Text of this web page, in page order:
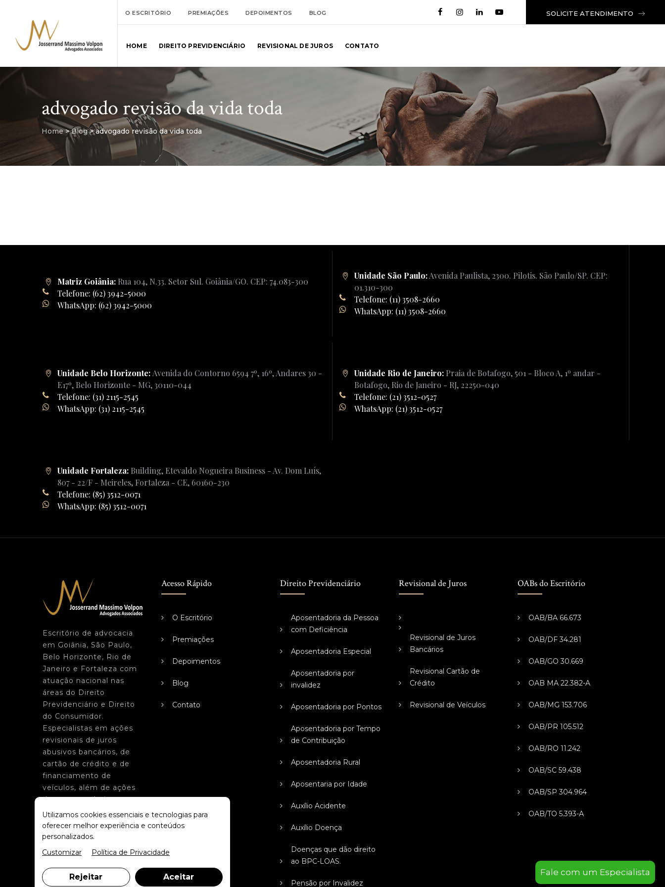
O ESCRITÓRIO PREMIAÇÕES DEPOIMENTOS BLOG SOLICITE ATENDIMENTO
HOME DIREITO PREVIDENCIÁRIO REVISIONAL DE JUROS CONTATO
advogado revisão da vida toda
Home >Blog >advogado revisão da vida toda
Matriz Goiânia: Rua 104, N.33. Setor Sul. Goiânia/GO. CEP: 74.083-300
Telefone: (62) 3942-5000
WhatsApp: (62) 3942-5000
Unidade São Paulo:Avenida Paulista, 2300. Pilotis. São Paulo/SP. CEP:
01.310-300
Telefone: (11) 3508-2660
WhatsApp: (11) 3508-2660
Unidade Belo Horizonte: Avenida do Contorno 6594 7º, 16º, Andares 30 -
E17º, Belo Horizonte - MG, 30110-044
Telefone: (31) 2115-2545
WhatsApp: (31) 2115-2545
Unidade Rio de Janeiro: Praia de Botafogo, 501 - Bloco A, 1º andar -
Botafogo, Rio de Janeiro - RJ, 22250-040
Telefone: (21) 3512-0527
WhatsApp: (21) 3512-0527
Unidade Fortaleza: Building, Etevaldo Nogueira Business - Av. Dom Luís,
807 - 22/F - Meireles, Fortaleza - CE, 60160-230
Telefone: (85) 3512-0071
WhatsApp: (85) 3512-0071
Escritório de advocacia
em Goiânia, São Paulo,
Belo Horizonte, Rio de
Janeiro e Fortaleza com
atuação nacional nas
áreas do Direito
Previdenciário e Direito
do Consumidor.
Especialistas em ações
revisionais de juros
abusivos bancários, de
cartão de crédito e de
financiamento de
veículos, além de ações
de aposentadoria e
benefícios do INSS. Entre
em contato para receber
um atendimento
Acesso Rápido
O Escritório
Premiações
Depoimentos
Blog
Contato
Direito Previdenciário
Aposentadoria da Pessoa
com Deficiência
Aposentadoria Especial
Aposentadoria por
invalidez
Aposentadoria por Pontos
Aposentadoria por Tempo
de Contribuição
Aposentadoria Rural
Aposentaria por Idade
Auxílio Acidente
Auxílio Doença
Doenças que dão direito
ao BPC-LOAS.
Pensão por Invalidez
Revisional de Juros
Revisional de Juros
Bancários
Revisional Cartão de
Crédito
Revisional de Veículos
OABs do Escritório
OAB/BA 66.673
OAB/DF 34.281
OAB/GO 30.669
OAB MA 22.382-A
OAB/MG 153.706
OAB/PR 105.512
OAB/RO 11.242
OAB/SC 59.438
OAB/SP 304.964
OAB/TO 5.393-A
Fale com um Especialista
Utilizamos cookies essenciais e tecnologias para
oferecer melhor experiência e conteúdos
personalizados.
Customizar
Política de Privacidade
Rejeitar Aceitar